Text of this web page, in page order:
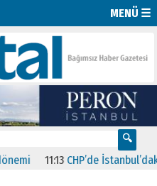
MENÜ ☰
11:13 CHP’de İstanbul’daki 23